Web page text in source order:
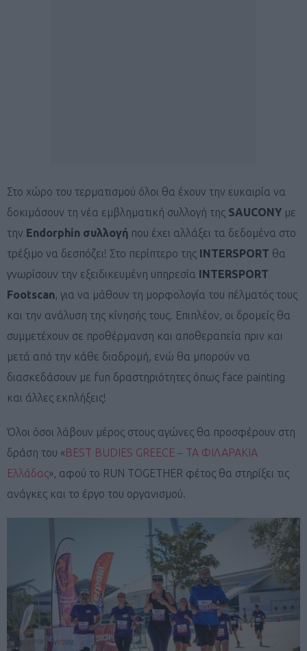
Στο χώρο του τερματισμού όλοι θα έχουν την ευκαιρία να
δοκιμάσουν τη νέα εμβληματική συλλογή της SAUCONY με
την Endorphin συλλογή που έχει αλλάξει τα δεδομένα στο
τρέξιμο να δεσπόζει! Στο περίπτερο της INTERSPORT θα
γνωρίσουν την εξειδικευμένη υπηρεσία INTERSPORT
Footscan, για να μάθουν τη μορφολογία του πέλματός τους
και την ανάλυση της κίνησής τους. Επιπλέον, οι δρομείς θα
συμμετέχουν σε προθέρμανση και αποθεραπεία πριν και
μετά από την κάθε διαδρομή, ενώ θα μπορούν να
διασκεδάσουν με fun δραστηριότητες όπως face painting
και άλλες εκπλήξεις!
Όλοι όσοι λάβουν μέρος στους αγώνες θα προσφέρουν στη
δράση του «BEST BUDIES GREECE – ΤΑ ΦΙΛΑΡΑΚΙΑ
Ελλάδας», αφού το RUN TOGETHER φέτος θα στηρίξει τις
ανάγκες και το έργο του οργανισμού.